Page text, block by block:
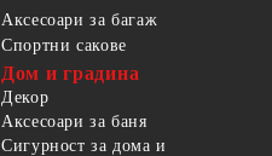
Аксесоари за багаж
Спортни сакове
Дом и градина
Декор
Аксесоари за баня
Сигурност за дома и